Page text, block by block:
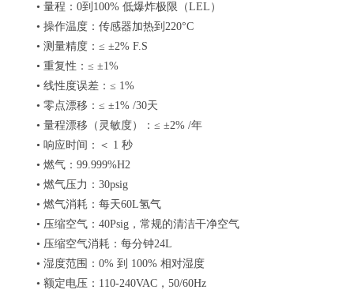
• 量程：0到100% 低爆炸极限（LEL）
• 操作温度：传感器加热到220°C
• 测量精度：≤ ±2% F.S
• 重复性：≤ ±1%
• 线性度误差：≤ 1%
• 零点漂移：≤ ±1% /30天
• 量程漂移（灵敏度）：≤ ±2% /年
• 响应时间：＜ 1 秒
• 燃气：99.999%H2
• 燃气压力：30psig
• 燃气消耗：每天60L氢气
• 压缩空气：40Psig，常规的清洁干净空气
• 压缩空气消耗：每分钟24L
• 湿度范围：0% 到 100% 相对湿度
• 额定电压：110-240VAC，50/60Hz